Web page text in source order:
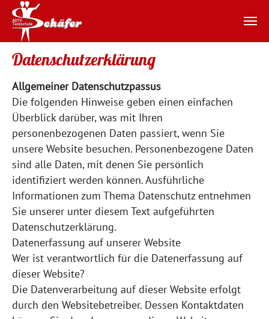
Datenschutzerklärung
Allgemeiner Datenschutzpassus
Die folgenden Hinweise geben einen einfachen
Überblick darüber, was mit Ihren
personenbezogenen Daten passiert, wenn Sie
unsere Website besuchen. Personenbezogene Daten
sind alle Daten, mit denen Sie persönlich
identifiziert werden können. Ausführliche
Informationen zum Thema Datenschutz entnehmen
Sie unserer unter diesem Text aufgeführten
Datenschutzerklärung.
Datenerfassung auf unserer Website
Wer ist verantwortlich für die Datenerfassung auf
dieser Website?
Die Datenverarbeitung auf dieser Website erfolgt
durch den Websitebetreiber. Dessen Kontaktdaten